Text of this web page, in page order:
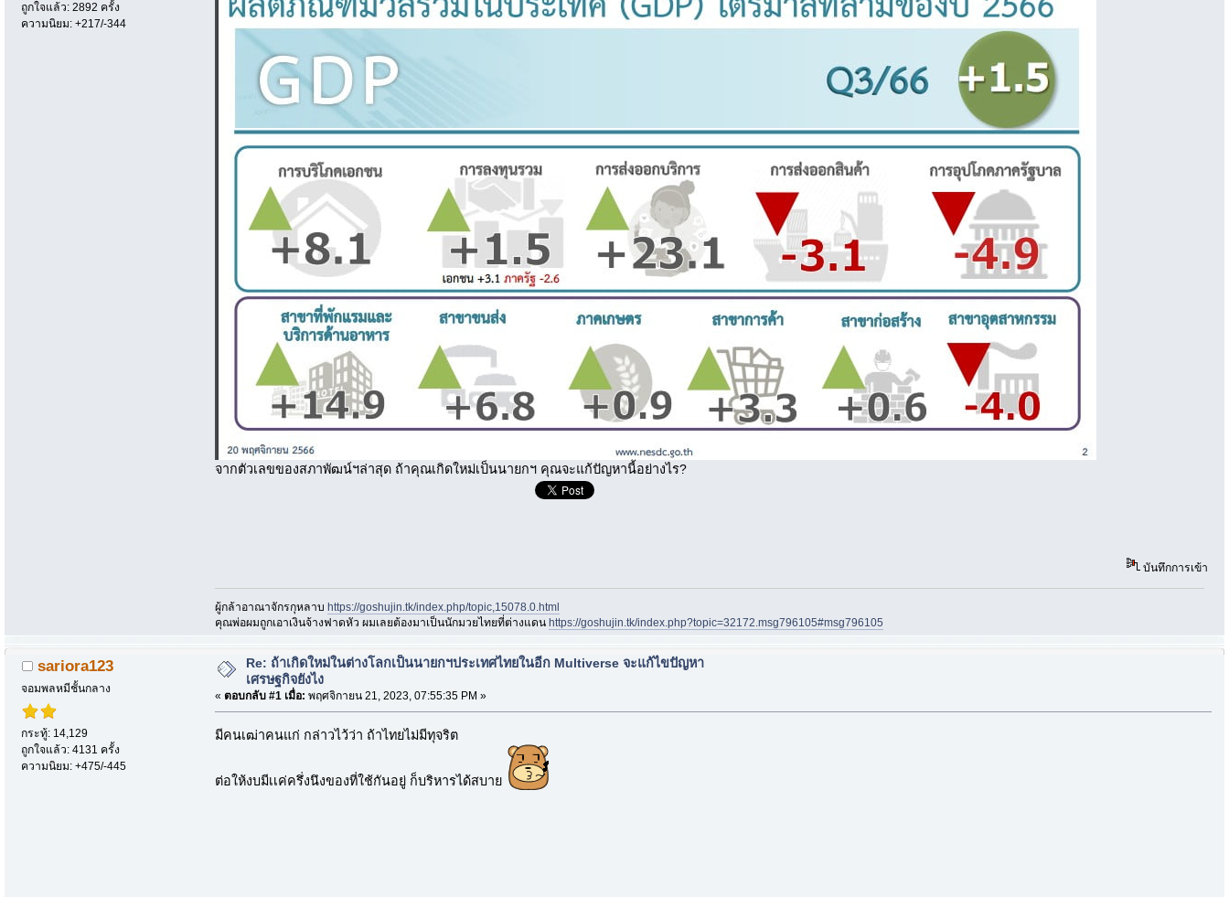
ถูกใจแล้ว: 2892 ครั้ง
ความนิยม: +217/-344
จากตัวเลขของสภาพัฒน์ฯล่าสุด ถ้าคุณเกิดใหม่เป็นนายกฯ คุณจะแก้ปัญหานี้อย่างไร?
บันทึกการเข้า
ผู้กล้าอาณาจักรกุหลาบhttps://goshujin.tk/index.php/topic,15078.0.html
ึคุณพ่อผมถูกเอาเงินจ้างฟาดหัว ผมเลยต้องมาเป็นนักมวยไทยที่ต่างแดนhttps://goshujin.tk/index.php?topic=32172.msg796105#msg796105
sariora123
จอมพลหมีชั้นกลาง
กระทู้: 14,129
ถูกใจแล้ว: 4131 ครั้ง
ความนิยม: +475/-445
Re: ถ้าเกิดใหม่ในต่างโลกเป็นนายกฯประเทศไทยในอีก Multiverse จะแก้ไขปัญหา
เศรษฐกิจยังไง
« ตอบกลับ #1 เมื่อ: พฤศจิกายน 21, 2023, 07:55:35 PM »
มีคนเฒ่าคนแก่ กล่าวไว้ว่า ถ้าไทยไม่มีทุจริต
ต่อให้งบมีเเค่ครึ่งนึงของที่ใช้กันอยู่ ก็บริหารได้สบาย